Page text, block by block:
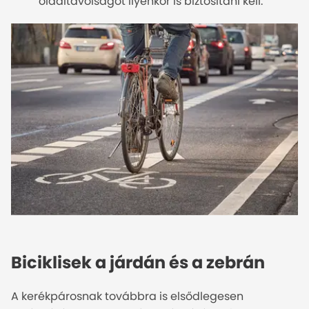
Biciklisek a járdán és a zebrán
A kerékpárosnak továbbra is elsődlegesen